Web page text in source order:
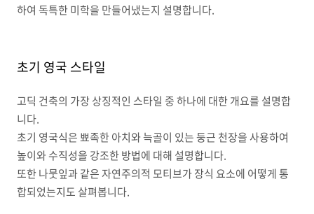
하여 독특한 미학을 만들어냈는지 설명합니다.
초기 영국 스타일
고딕 건축의 가장 상징적인 스타일 중 하나에 대한 개요를 설명합
니다.
초기 영국식은 뾰족한 아치와 늑골이 있는 둥근 천장을 사용하여
높이와 수직성을 강조한 방법에 대해 설명합니다.
또한 나뭇잎과 같은 자연주의적 모티브가 장식 요소에 어떻게 통
합되었는지도 살펴봅니다.